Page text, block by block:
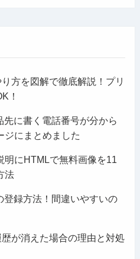
方を図解で徹底解説！プリ
！
先に書く電話番号が分から
ジにまとめました
明にHTMLで無料画像を11
法
登録方法！間違いやすいの
が消えた場合の理由と対処